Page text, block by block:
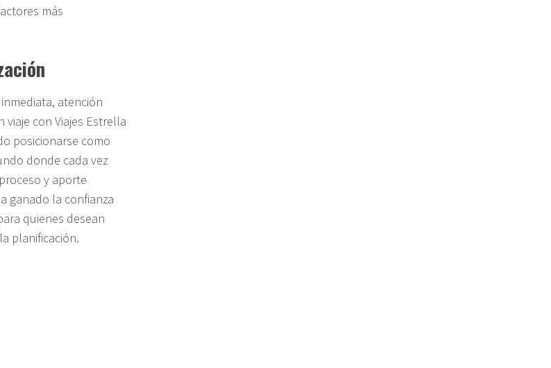
más
atención
con Viajes Estrella
posicionarse como
donde cada vez
y aporte
ganado la confianza
quienes desean
planificación.